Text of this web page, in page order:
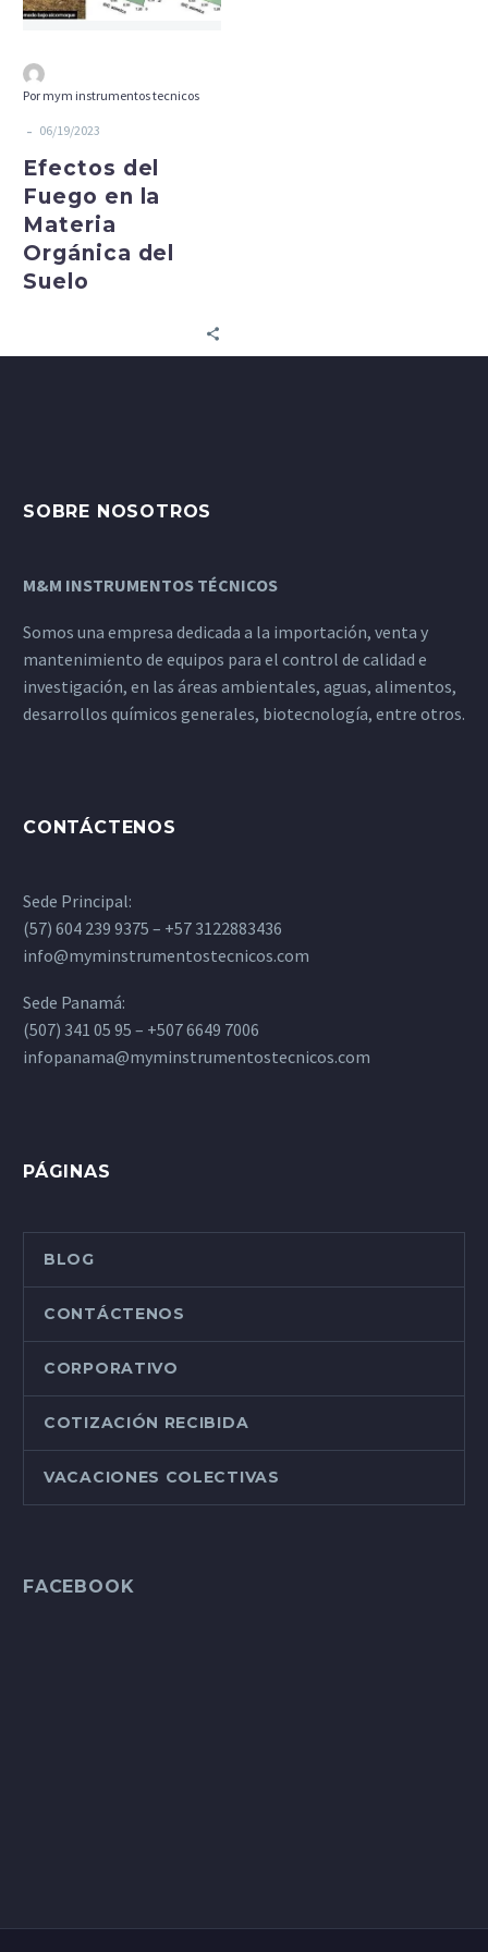
Orgánica
Por mym instrumentos tecnicos
- 06/19/2023
Efectos del
Fuego en la
Materia
Orgánica del
Suelo
SOBRE NOSOTROS
M&M INSTRUMENTOS TÉCNICOS
Somos una empresa dedicada a la importación, venta y
mantenimiento de equipos para el control de calidad e
investigación, en las áreas ambientales, aguas, alimentos,
desarrollos químicos generales, biotecnología, entre otros.
CONTÁCTENOS
Sede Principal:
(57) 604 239 9375 – +57 3122883436
info@myminstrumentostecnicos.com
Sede Panamá:
(507) 341 05 95 – +507 6649 7006
infopanama@myminstrumentostecnicos.com
PÁGINAS
BLOG
CONTÁCTENOS
CORPORATIVO
COTIZACIÓN RECIBIDA
VACACIONES COLECTIVAS
FACEBOOK